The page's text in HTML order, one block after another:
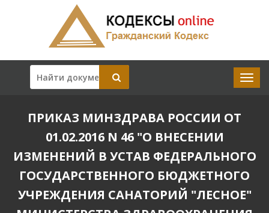
ПРИКАЗ МИНЗДРАВА РОССИИ ОТ
01.02.2016 N 46 "О ВНЕСЕНИИ
ИЗМЕНЕНИЙ В УСТАВ ФЕДЕРАЛЬНОГО
ГОСУДАРСТВЕННОГО БЮДЖЕТНОГО
УЧРЕЖДЕНИЯ САНАТОРИЙ "ЛЕСНОЕ"